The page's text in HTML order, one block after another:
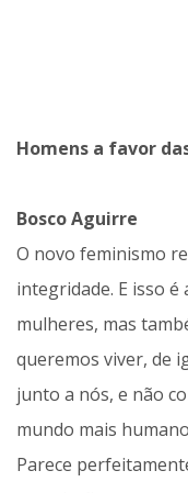
Homens a favor
Bosco Aguirre
O novo feminismo
integridade. E isso
mulheres, mas
queremos viver, de
junto a nós, e não
mundo mais
Parece